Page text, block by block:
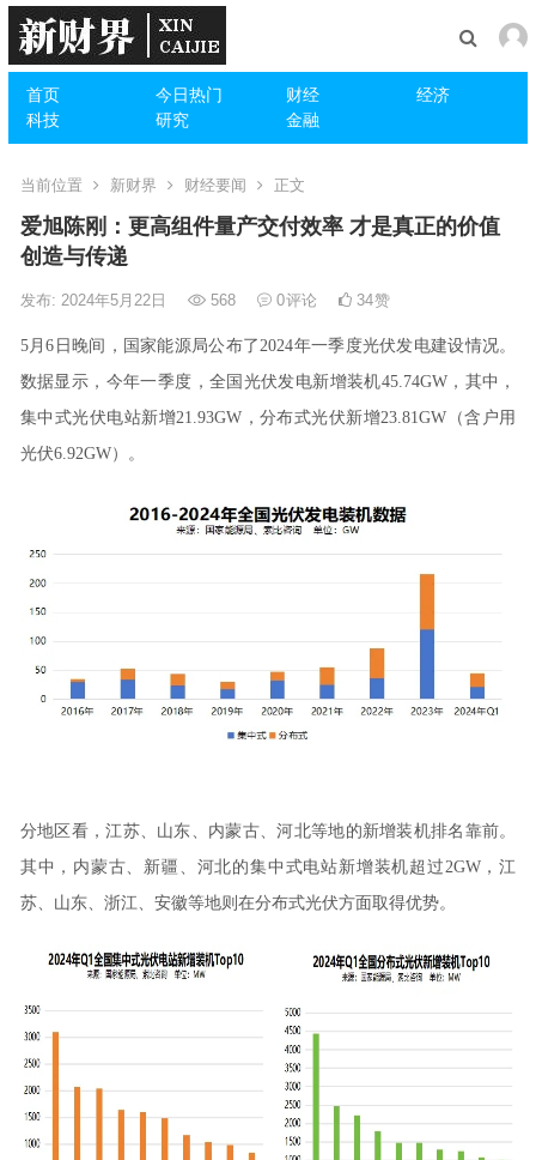
首页 今日热门 财经
经济
科技
研究 金融
当前位置 新财界 财经要闻 正文
爱旭陈刚：更高组件量产交付效率 才是真正的价值
创造与传递
发布: 2024年5月22日 568 0评论 34赞
5月6日晚间，国家能源局公布了2024年一季度光伏发电建设情况。
数据显示，今年一季度，全国光伏发电新增装机45.74GW，其中，
集中式光伏电站新增21.93GW，分布式光伏新增23.81GW（含户用
光伏6.92GW）。
分地区看，江苏、山东、内蒙古、河北等地的新增装机排名靠前。
其中，内蒙古、新疆、河北的集中式电站新增装机超过2GW，江
苏、山东、浙江、安徽等地则在分布式光伏方面取得优势。